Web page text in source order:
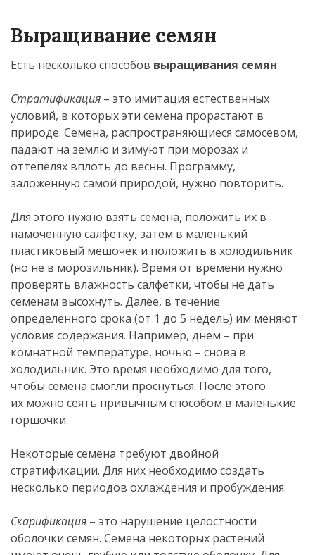
Выращивание семян
Есть несколько способов выращивания семян:
Стратификация – это имитация естественных
условий, в которых эти семена прорастают в
природе. Семена, распространяющиеся самосевом,
падают на землю и зимуют при морозах и
оттепелях вплоть до весны. Программу,
заложенную самой природой, нужно повторить.
Для этого нужно взять семена, положить их в
намоченную салфетку, затем в маленький
пластиковый мешочек и положить в холодильник
(но не в морозильник). Время от времени нужно
проверять влажность салфетки, чтобы не дать
семенам высохнуть. Далее, в течение
определенного срока (от 1 до 5 недель) им меняют
условия содержания. Например, днем – при
комнатной температуре, ночью – снова в
холодильник. Это время необходимо для того,
чтобы семена смогли проснуться. После этого
их можно сеять привычным способом в маленькие
горшочки.
Некоторые семена требуют двойной
стратификации. Для них необходимо создать
несколько периодов охлаждения и пробуждения.
Скарификация – это нарушение целостности
оболочки семян. Семена некоторых растений